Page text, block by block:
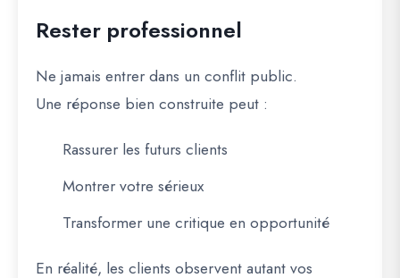
Rester professionnel
Ne jamais entrer dans un conflit public.
Une réponse bien construite peut :
Rassurer les futurs clients
Montrer votre sérieux
Transformer une critique en opportunité
En réalité, les clients observent autant vos